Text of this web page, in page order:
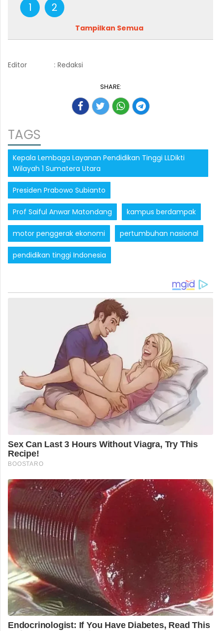
1 2
Tampilkan Semua
Editor : Redaksi
SHARE:
TAGS
Kepala Lembaga Layanan Pendidikan Tinggi LLDikti
Wilayah 1 Sumatera Utara
Presiden Prabowo Subianto
Prof Saiful Anwar Matondang kampus berdampak
motor penggerak ekonomi pertumbuhan nasional
pendidikan tinggi Indonesia